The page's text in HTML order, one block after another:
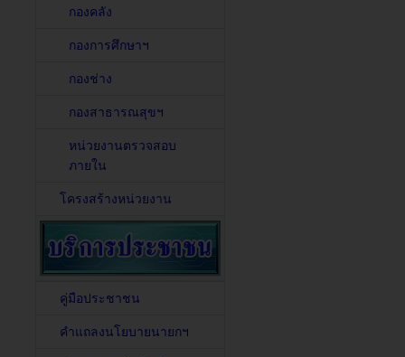
กองคลัง
กองการศึกษาฯ
กองช่าง
กองสาธารณสุขฯ
หน่วยงานตรวจสอบ
ภายใน
โครงสร้างหน่วยงาน
คู่มือประชาชน
คำแถลงนโยบายนายกฯ